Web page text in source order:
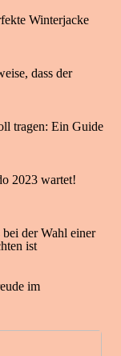
Winterjacke
dass der
tragen: Ein Guide
2023 wartet!
der Wahl einer
ist
im